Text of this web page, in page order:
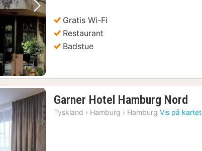
Neste bildeGratis Wi-Fi
Restaurant
Badstue
Garner Hotel Hamburg Nord
natt
Tyskland › Hamburg › Hamburg Vis på kartet